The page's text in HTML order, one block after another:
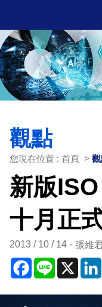
觀點
您現在位置 : 首頁 >
新版
十月正
2013 / 10 / 14 張維
Facebook
Line X